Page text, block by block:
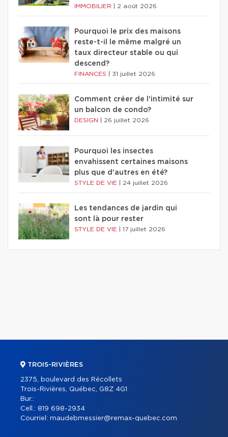
IMMOBILIER 2 août 2026
Pourquoi le prix des maisons
reste-t-il le même malgré un
taux directeur stable ou qui
descend?
FINANCES 31 juillet 2026
Comment créer de l'intimité sur
un balcon de condo?
DESIGN 26 juillet 2026
Pourquoi les insectes
envahissent certaines maisons
plus que d'autres en été?
STYLE DE VIE 24 juillet 2026
Les tendances de jardin qui
sont là pour rester
STYLE DE VIE 17 juillet 2026
TROIS-RIVIÈRES
2375, boulevard des Récollets
Trois-Rivières, Québec, G8Z 4G1
Bur.:
Cell.: 819 698-2934
Courriel: maudebmessier@remax-quebec.com